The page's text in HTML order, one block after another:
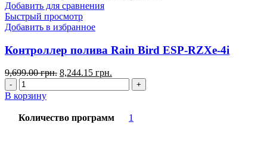
Добавить для сравнения
Быстрый просмотр
Добавить в избранное
Контроллер полива Rain Bird ESP-RZXe-4i
9,699.00грн. 8,244.15 грн.
В корзину
Количество программ 1